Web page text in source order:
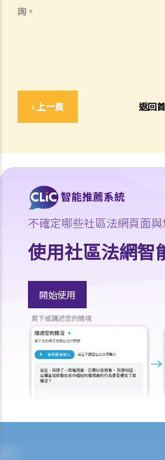
詢。
‹ 上一頁 返回
4. 如果地產代理同時代表賣方（即本
定要簽署地產代理協議？
7. 如果地產代理同時代表賣方及買
情況將會怎樣？
9. 如果我與某地產代理簽訂地產代理
方直接購入該單位，情況將會怎樣？
11. 在買入單位前，我發現地產代理
我告訴一些重要事項。我可否終止臨
其僱主）索償？
臨時買賣合約
1. 我想買入某單位。在簽署臨時賣買
不確定哪些社區法網頁面
使用社區法網智
開始使用